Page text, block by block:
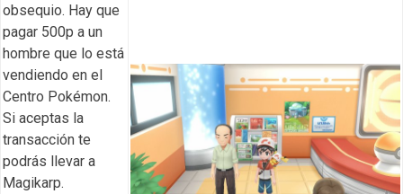
obsequio. Hay que
pagar 500p a un
hombre que lo está
vendiendo en el
Centro Pokémon.
Si aceptas la
transacción te
podrás llevar a
Magikarp.